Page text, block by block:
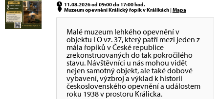
11.08.2026 od 09:00 do 17:00 hod.
Muzeum opevnění Králický řopík v Králíkách |Mapa
Malé muzeum lehkého opevnění v
objektu LO vz. 37, který patří mezi jeden z
mála řopíků v České republice
zrekonstruovaných do tak pokročilého
stavu. Návštěvníci u nás mohou vidět
nejen samotný objekt, ale také dobové
vybavení, výzbroj a výklad k historii
československého opevnění a událostem
roku 1938 v prostoru Králicka.